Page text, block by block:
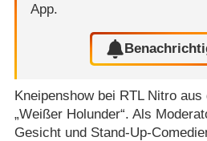
App.
Kneipenshow bei RTL Nitro
„Weißer Holunder“. Als
Gesicht und Stand-Up-